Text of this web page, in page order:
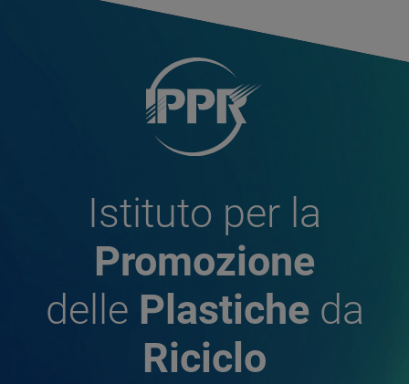
Istituto per la
Promozione
delle Plastiche da
Riciclo